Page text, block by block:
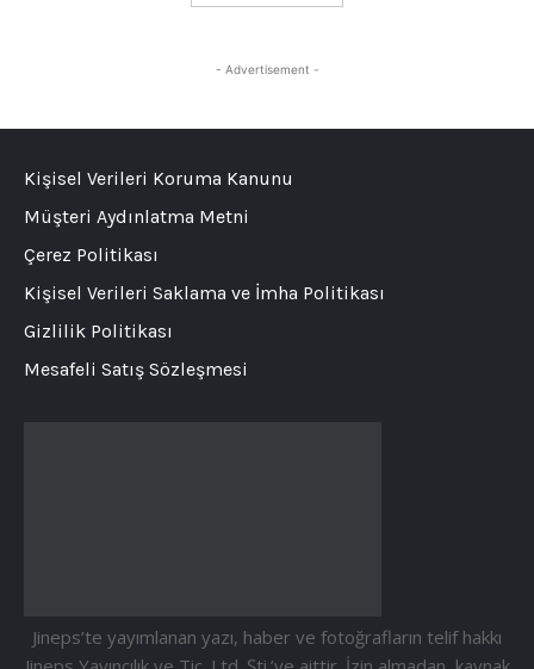
- Advertisement -
Jineps’te yayımlanan yazı, haber ve fotoğrafların telif hakkı
Kişisel Verileri Koruma Kanunu
Müşteri Aydınlatma Metni
Çerez Politikası
Kişisel Verileri Saklama ve İmha Politikası
Gizlilik Politikası
Mesafeli Satış Sözleşmesi